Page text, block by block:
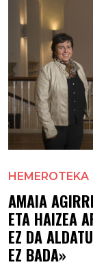
HEMEROTEKA
AMAIA
ETA HAIZEA
EZ DA
EZ BADA»